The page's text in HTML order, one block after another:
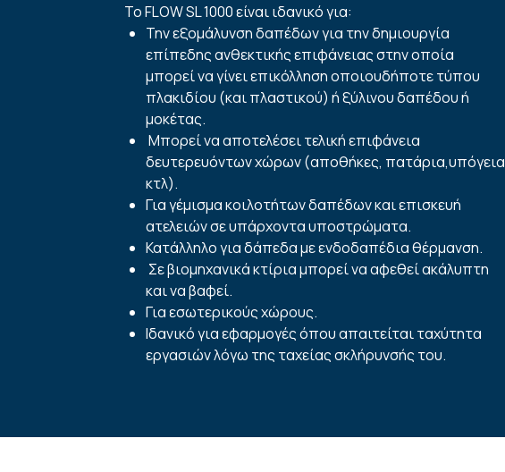
Το FLOW SL 1000 είναι ιδανικό για:
Την εξομάλυνση δαπέδων για την δημιουργία
επίπεδης ανθεκτικής επιφάνειας στην οποία
μπορεί να γίνει επικόλληση οποιουδήποτετύπου
πλακιδίου (και πλαστικού) ή ξύλινουδαπέδου ή
μοκέτας.
Μπορεί να αποτελέσει τελική επιφάνεια
δευτερευόντων χώρων (αποθήκες, πατάρια,υπόγεια
κτλ).
Για γέμισμα κοιλοτήτων δαπέδων καιεπισκευή
ατελειών σε υπάρχονταυποστρώματα.
Κατάλληλο για δάπεδα με ενδοδαπέδιαθέρμανση.
Σε βιομηχανικά κτίρια μπορεί να αφεθείακάλυπτη
και να βαφεί.
Για εσωτερικούς χώρους.
Ιδανικό για εφαρμογές όπου απαιτείται ταχύτητα
εργασιών λόγω της ταχείας σκλήρυνσής του.